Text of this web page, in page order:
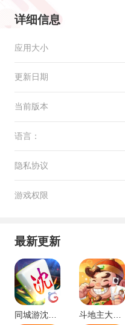
详细信息
应用大小
更新日期
当前版本
语言：
隐私协议
游戏权限
最新更新
同城游沈阳麻将